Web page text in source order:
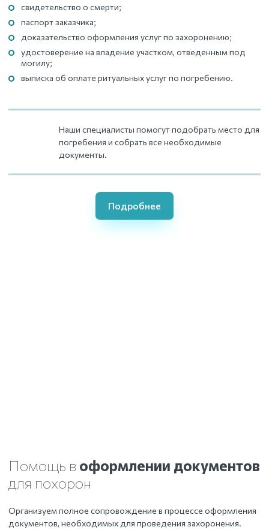
свидетельство о смерти;
паспорт заказчика;
доказательство оформления услуг по захоронению;
удостоверение на владение участком, отведенным под
могилу;
выписка об оплате ритуальных услуг по погребению.
Наши специалисты помогут подобрать место для
погребения и собрать все необходимые
документы.
Подробнее
Помощь в оформлении документов
для похорон
Организуем полное сопровождение в процессе оформления
документов, необходимых для проведения захоронения.